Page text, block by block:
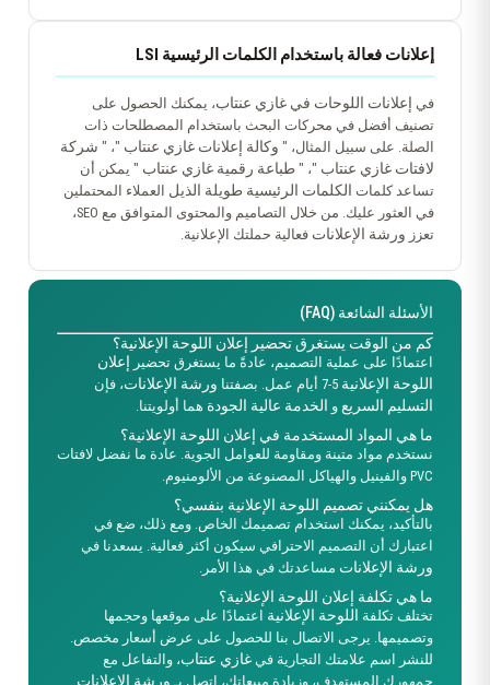
إعلانات فعالة باستخدام الكلمات الرئيسية LSI
في إعلانات اللوحات في غازي عنتاب، يمكنك الحصول على
تصنيف أفضل في محركات البحث باستخدام المصطلحات ذات
الصلة. على سبيل المثال، " وكالة إعلانات غازي عنتاب "، " شركة
لافتات غازي عنتاب "، " طباعة رقمية غازي عنتاب " يمكن أن
تساعد كلمات الكلمات الرئيسية طويلة الذيل العملاء المحتملين
في العثور عليك. من خلال التصاميم والمحتوى المتوافق مع SEO،
تعزز ورشة الإعلانات فعالية حملتك الإعلانية.
الأسئلة الشائعة (FAQ)
كم من الوقت يستغرق تحضير إعلان اللوحة الإعلانية؟
اعتمادًا على عملية التصميم، عادةً ما يستغرق تحضير إعلان
اللوحة الإعلانية
ورشة الإعلانات، فإن
التسليم السريع و الخدمة عالية الجودة هما أولويتنا.
ما هي المواد المستخدمة في إعلان اللوحة الإعلانية؟
نستخدم مواد متينة ومقاومة للعوامل الجوية. عادة ما نفضل لافتات
PVC والفينيل والهياكل المصنوعة من الألومنيوم.
هل يمكنني تصميم اللوحة الإعلانية بنفسي؟
بالتأكيد، يمكنك استخدام تصميمك الخاص. ومع ذلك، ضع في
اعتبارك أن التصميم الاحترافي سيكون أكثر فعالية. يسعدنا في
ورشة الإعلانات مساعدتك في هذا الأمر.
ما هي تكلفة إعلان اللوحة الإعلانية؟
تختلف تكلفة اللوحة الإعلانية اعتمادًا على موقعها وحجمها
وتصميمها. يرجى الاتصال بنا للحصول على عرض أسعار مخصص.
للنشر اسم علامتك التجارية في غازي عنتاب، والتفاعل مع
جمهورك المستهدف، وزيادة مبيعاتك، اتصل بـ ورشة الإعلانات